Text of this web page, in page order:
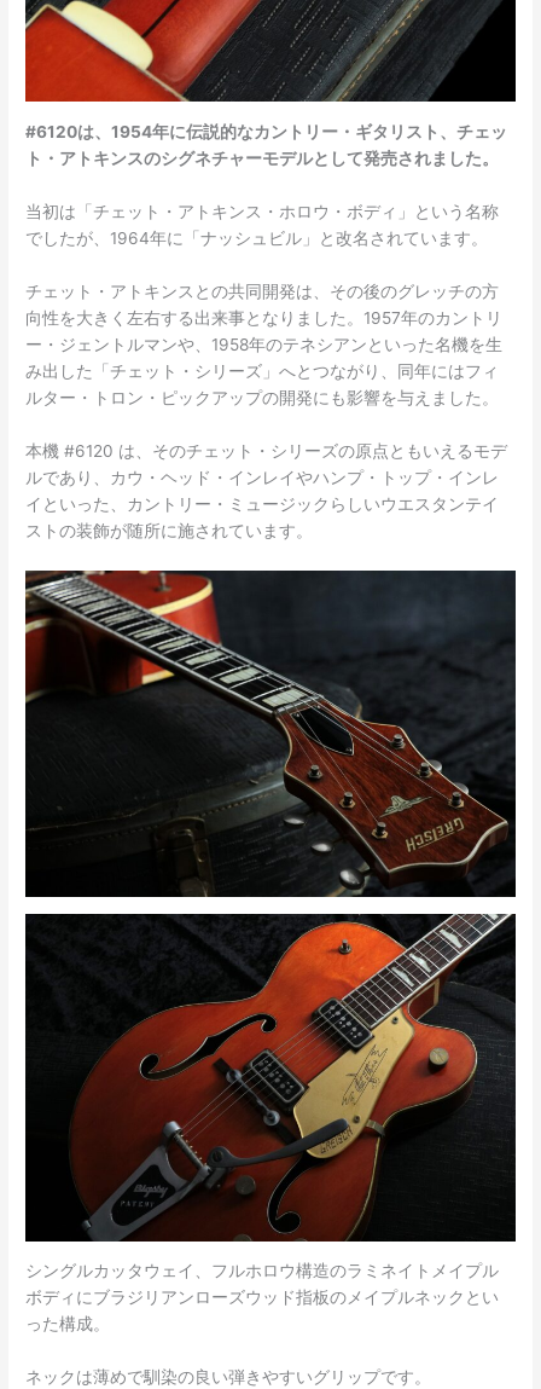
#6120は、1954年に伝説的なカントリー・ギタリスト、チェッ
ト・アトキンスのシグネチャーモデルとして発売されました。
当初は「チェット・アトキンス・ホロウ・ボディ」という名称
でしたが、1964年に「ナッシュビル」と改名されています。
チェット・アトキンスとの共同開発は、その後のグレッチの方
向性を大きく左右する出来事となりました。1957年のカントリ
ー・ジェントルマンや、1958年のテネシアンといった名機を生
み出した「チェット・シリーズ」へとつながり、同年にはフィ
ルター・トロン・ピックアップの開発にも影響を与えました。
本機 #6120 は、そのチェット・シリーズの原点ともいえるモデ
ルであり、カウ・ヘッド・インレイやハンプ・トップ・インレ
イといった、カントリー・ミュージックらしいウエスタンテイ
ストの装飾が随所に施されています。
シングルカッタウェイ、フルホロウ構造のラミネイトメイプル
ボディにブラジリアンローズウッド指板のメイプルネックとい
った構成。
ネックは薄めで馴染の良い弾きやすいグリップです。